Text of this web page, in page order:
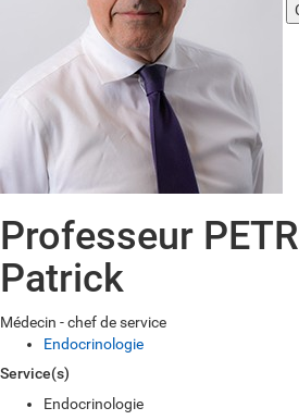
Professeur
Patrick
Médecin - chef de service
Endocrinologie
Service(s)
Endocrinologie